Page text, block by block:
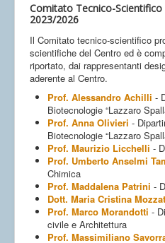
Comitato Tecnico-
2023/2026
Il Comitato tecnico-scientifico
scientifiche del Centro ed è
riportato, dai rappresentanti
aderente al Centro.
Prof. Alessandro Achilli -
Biotecnologie “Lazzaro
Prof. Anna Olivieri -
Biotecnologie “Lazzaro
Prof. Maurizio Licchelli -
Prof. Umberto Anselmi
Chimica
Prof. Maddalena Patrini -
Dott. Maria Cristina
Prof. Marco Morandotti -
civile e Architettura
Prof. Massimiliano